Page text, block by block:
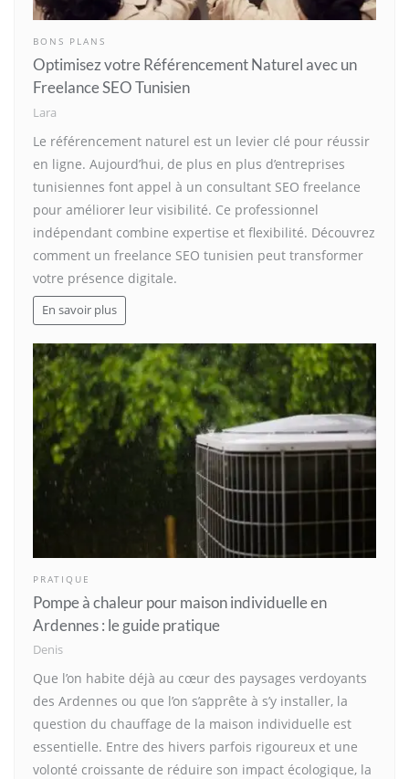
BONS PLANS
Optimisez votre Référencement Naturel avec un
Freelance SEO Tunisien
Lara
Le référencement naturel est un levier clé pour réussir
en ligne. Aujourd’hui, de plus en plus d’entreprises
tunisiennes font appel à un consultant SEO freelance
pour améliorer leur visibilité. Ce professionnel
indépendant combine expertise et flexibilité. Découvrez
comment un freelance SEO tunisien peut transformer
votre présence digitale.
En savoir plus
PRATIQUE
Pompe à chaleur pour maison individuelle en
Ardennes : le guide pratique
Denis
Que l’on habite déjà au cœur des paysages verdoyants
des Ardennes ou que l’on s’apprête à s’y installer, la
question du chauffage de la maison individuelle est
essentielle. Entre des hivers parfois rigoureux et une
volonté croissante de réduire son impact écologique, la